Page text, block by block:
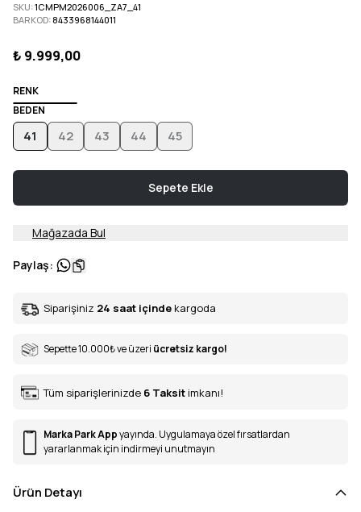
SKU:1CMPM2026006_ZA7_41
BARKOD: 8433968144011
₺ 9.999,00
RENK
BEDEN
41 42 43 44 45
Sepete Ekle
Mağazada Bul
Paylaş:
Siparişiniz 24 saat içinde kargoda
Sepette 10.000₺ve üzeri ücretsiz kargo!
Tüm siparişlerinizde 6 Taksit imkanı!
Marka Park Appyayında. Uygulamaya özel fırsatlardan
yararlanmak için indirmeyi unutmayın
Ürün Detayı